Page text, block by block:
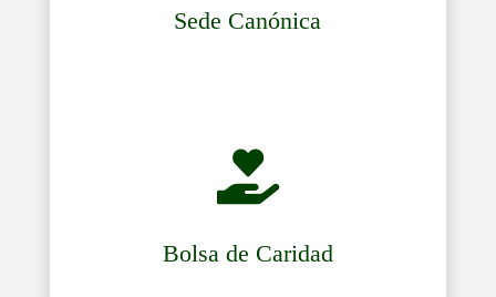
Sede Canónica

Bolsa de Caridad